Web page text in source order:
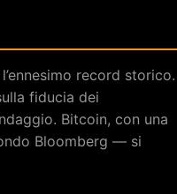
record storico.
fiducia dei
Bitcoin, con una
Bloomberg — si